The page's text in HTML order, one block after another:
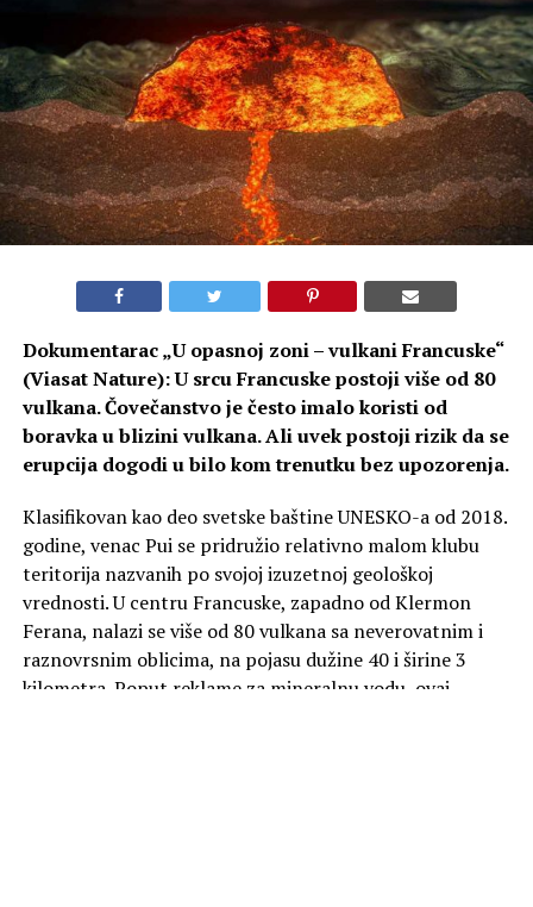
Dokumentarac „U opasnoj zoni – vulkani Francuske“
(Viasat Nature): U srcu Francuske postoji više od 80
vulkana. Čovečanstvo je često imalo koristi od
boravka u blizini vulkana. Ali uvek postoji rizik da se
erupcija dogodi u bilo kom trenutku bez upozorenja.
Klasifikovan kao deo svetske baštine UNESKO-a od 2018.
godine, venac Pui se pridružio relativno malom klubu
teritorija nazvanih po svojoj izuzetnoj geološkoj
vrednosti. U centru Francuske, zapadno od Klermon
Ferana, nalazi se više od 80 vulkana sa neverovatnim i
raznovrsnim oblicima, na pojasu dužine 40 i širine 3
kilometra. Poput reklame za mineralnu vodu, ovaj